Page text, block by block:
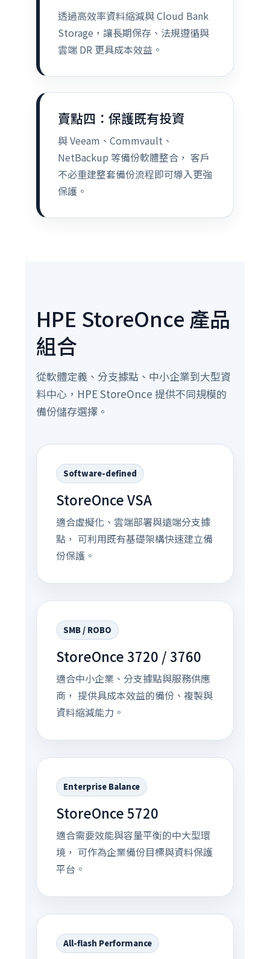
透過高效率資料縮減與 Cloud Bank
Storage，讓長期保存、法規遵循與
雲端 DR 更具成本效益。
賣點四：保護既有投資
與 Veeam、Commvault、
NetBackup 等備份軟體整合， 客戶
不必重建整套備份流程即可導入更強
保護。
HPE StoreOnce 產品
組合
從軟體定義、分支據點、中小企業到大型資
料中心，HPE StoreOnce 提供不同規模的
備份儲存選擇。
Software-defined
StoreOnce VSA
適合虛擬化、雲端部署與遠端分支據
點， 可利用既有基礎架構快速建立備
份保護。
SMB / ROBO
StoreOnce 3720 / 3760
適合中小企業、分支據點與服務供應
商， 提供具成本效益的備份、複製與
資料縮減能力。
Enterprise Balance
StoreOnce 5720
適合需要效能與容量平衡的中大型環
境， 可作為企業備份目標與資料保護
平台。
All-flash Performance